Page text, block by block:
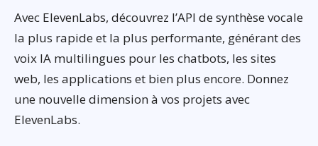
Avec ElevenLabs, découvrez l’API de synthèse vocale
la plus rapide et la plus performante, générant des
voix IA multilingues pour les chatbots, les sites
web, les applications et bien plus encore. Donnez
une nouvelle dimension à vos projets avec
ElevenLabs.